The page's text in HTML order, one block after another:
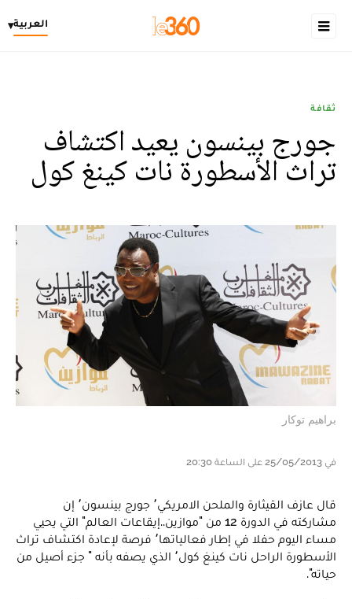
العربية▾
ثقافة
جورج بينسون يعيد اكتشاف
تراث الأسطورة نات كينغ كول
براهيم توكار
في 25/05/2013 على الساعة 20:30
قال عازف القيثارة والملحن الامريكي٬ جورج بينسون٬ إن
مشاركته في الدورة 12 من "موازين..إيقاعات العالم" التي يحيي
مساء اليوم حفلا في إطار فعالياتها٬ فرصة لإعادة اكتشاف تراث
الأسطورة الراحل نات كينغ كول٬ الذي يصفه بأنه " جزء أصيل من
حياته".